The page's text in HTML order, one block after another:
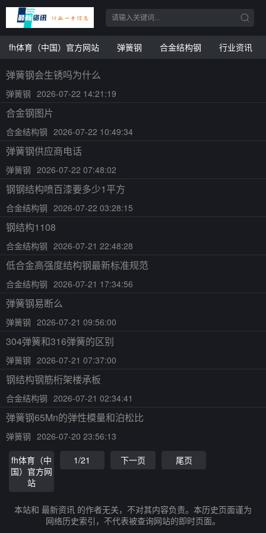
fh体育（中国）官方网站 弹簧钢 合金结构钢 行业资讯
弹簧钢会生锈吗为什么
弹簧钢 2026-07-22 14:21:19
合金钢图片
合金结构钢 2026-07-22 10:49:34
弹簧钢供应商电话
弹簧钢 2026-07-22 07:48:02
钢钢结构喷百漆要多少1平方
合金结构钢 2026-07-22 03:28:15
钢结构1108
合金结构钢 2026-07-21 22:48:28
低合金高强度结构钢最新标准规范
合金结构钢 2026-07-21 17:34:56
弹簧钢易断么
弹簧钢 2026-07-21 09:56:00
304弹簧和316弹簧的区别
弹簧钢 2026-07-21 07:37:00
钢结构钢筋桁架楼承板
合金结构钢 2026-07-21 02:34:41
弹簧钢65Mn的弹性模量和泊松比
弹簧钢 2026-07-20 23:56:13
fh体育（中
国）官方网
站
1/21 下一页 尾页
本站和 最新资讯 的作者无关，不对其内容负责。本历史页面谨为
网络历史索引，不代表被查询网站的即时页面。